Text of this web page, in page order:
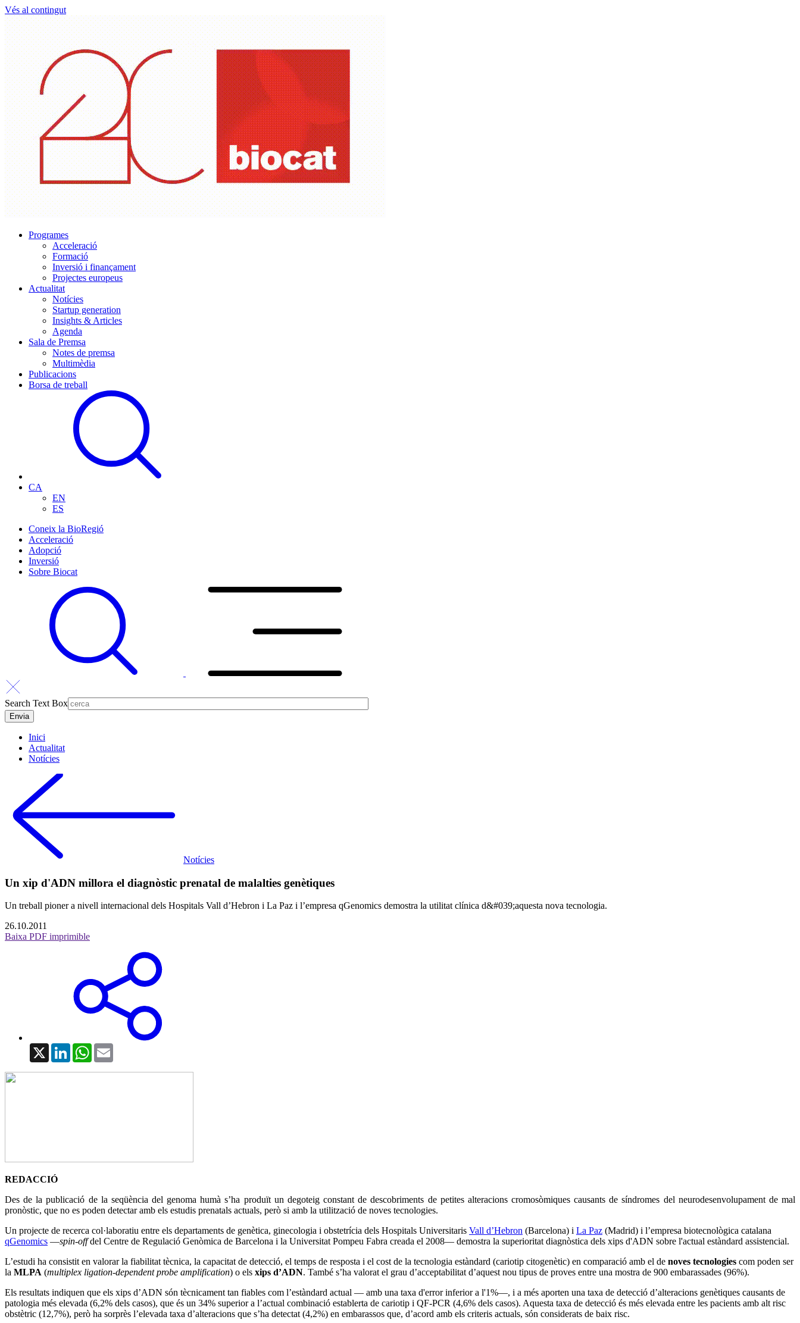
Vés al contingut
Programes
Acceleració
Formació
Inversió i finançament
Projectes europeus
Actualitat
Notícies
Startup generation
Insights & Articles
Agenda
Sala de Premsa
Notes de premsa
Multimèdia
Publicacions
Borsa de treball
CA
EN
ES
Coneix la BioRegió
Acceleració
Adopció
Inversió
Sobre Biocat
Search Text Box
Inici
Actualitat
Notícies
Notícies
Un xip d'ADN millora el diagnòstic prenatal de malalties genètiques
Un treball pioner a nivell internacional dels Hospitals Vall d’Hebron i La Paz i l’empresa qGenomics demostra la utilitat clínica d&#039;aquesta nova tecnologia.
26.10.2011
Baixa PDF imprimible
X LinkedInWhatsApp
REDACCIÓ
Des de la publicació de la seqüència del genoma humà s’ha produït un degoteig constant de descobriments de petites alteracions cromosòmiques causants de síndromes del neurodesenvolupament de mal
pronòstic, que no es poden detectar amb els estudis prenatals actuals, però si amb la utilització de noves tecnologies.
Un projecte de recerca col·laboratiu entre els departaments de genètica, ginecologia i obstetrícia dels Hospitals Universitaris Vall d’Hebron (Barcelona) i La Paz (Madrid) i l’empresa biotecnològica catalana
qGenomics —spin-offdel Centre de Regulació Genòmica de Barcelona i la Universitat Pompeu Fabra creada el 2008— demostra la superioritat diagnòstica dels xips d'ADN sobre l'actual estàndard assistencial.
L’estudi ha consistit en valorar la fiabilitat tècnica, la capacitat de detecció, el temps de resposta i el cost de la tecnologia estàndard (cariotip citogenètic) en comparació amb el de noves tecnologies com poden ser
la MLPA (multiplex ligation-dependent probe amplification) o els xips d’ADN. També s’ha valorat el grau d’acceptabilitat d’aquest nou tipus de proves entre una mostra de 900 embarassades (96%).
Els resultats indiquen que els xips d’ADN són tècnicament tan fiables com l’estàndard actual — amb una taxa d'error inferior a l'1%—, i a més aporten una taxa de detecció d’alteracions genètiques causants de
patologia més elevada (6,2% dels casos), que és un 34% superior a l’actual combinació establerta de cariotip i QF-PCR (4,6% dels casos). Aquesta taxa de detecció és més elevada entre les pacients amb alt risc
obstètric (12,7%), però ha sorprès l’elevada taxa d’alteracions que s’ha detectat (4,2%) en embarassos que, d’acord amb els criteris actuals, són considerats de baix risc.